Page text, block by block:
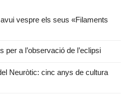
vespre els seus «Filaments
per a l’observació de l’eclipsi
Neuròtic: cinc anys de cultura